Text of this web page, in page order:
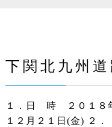
下関北九州
１．日 時 ２０１８
１２月２１日(金) ２．